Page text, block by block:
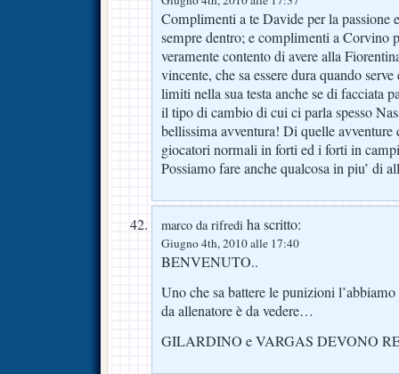
Complimenti a te Davide per la passione
sempre dentro; e complimenti a Corvino
veramente contento di avere alla
vincente, che sa essere dura quando
limiti nella sua testa anche se di facciata
il tipo di cambio di cui ci parla spesso
bellissima avventura! Di quelle avventure
giocatori normali in forti ed i forti in
Possiamo fare anche qualcosa in piu’ di
marco da rifredi ha scritto:
Giugno 4th, 2010 alle 17:40
BENVENUTO..
Uno che sa battere le punizioni
da allenatore è da vedere…
GILARDINO e VARGAS DEVONO